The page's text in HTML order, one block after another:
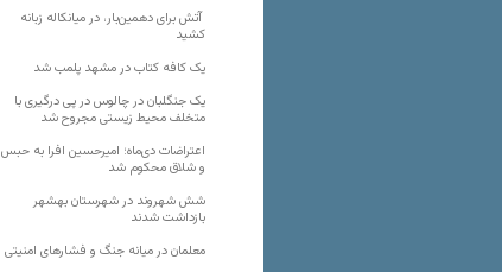
آتش برای دهمین‌بار، در میانکاله زبانه
کشید
یک کافه کتاب در مشهد پلمب شد
یک جنگلبان در چالوس در پی درگیری با
متخلف محیط زیستی مجروح شد
اعتراضات دی‌ماه؛ امیرحسین افرا به حبس
و شلاق محکوم شد
شش شهروند در شهرستان بهشهر
بازداشت شدند
معلمان در میانه جنگ و فشارهای امنیتی